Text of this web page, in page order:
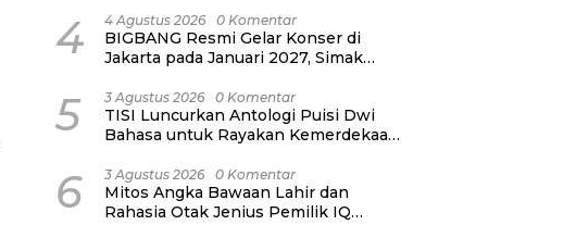
4 4 Agustus 2026 0 Komentar
BIGBANG Resmi Gelar Konser di
Jakarta pada Januari 2027, Simak
5 3 Agustus 2026 0 Komentar
TISI Luncurkan Antologi Puisi Dwi
Bahasa untuk Rayakan Kemerdekaan
6 3 Agustus 2026 0 Komentar
Mitos Angka Bawaan Lahir dan
Rahasia Otak Jenius Pemilik IQ